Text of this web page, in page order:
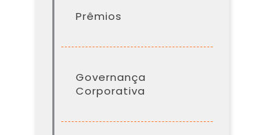
Prêmios
Governança
Corporativa